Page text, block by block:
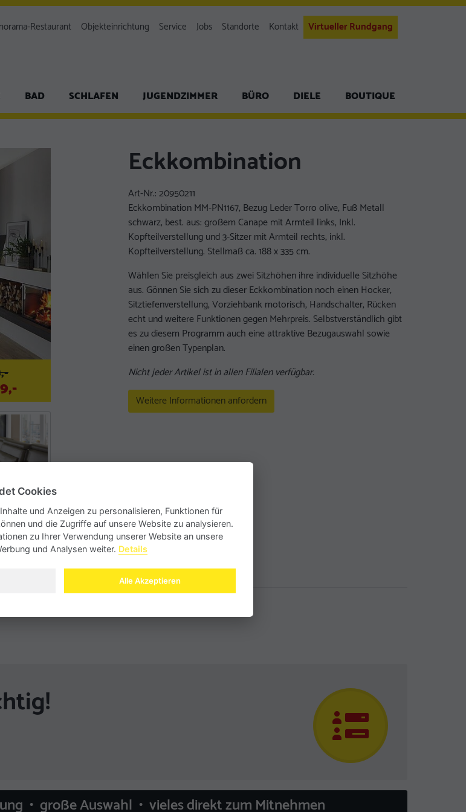
Restaurant Objekteinrichtung Service Jobs Standorte Kontakt Virtueller Rundgang
BAD SCHLAFEN JUGENDZIMMER BÜRO DIELE BOUTIQUE
Eckkombination
Art-Nr.:20950211
Eckkombination MM-PN1167, Bezug Leder Torro olive, Fuß Metall
schwarz, best. aus: großem Canape mit Armteil links, Inkl.
Kopfteilverstellung und 3-Sitzer mit Armteil rechts, inkl.
Kopfteilverstellung. Stellmaß ca. 188 x 335 cm.
Wählen Sie preisgleich aus zwei Sitzhöhen ihre individuelle Sitzhöhe
aus. Gönnen Sie sich zu dieser Eckkombination noch einen Hocker,
Sitztiefenverstellung, Vorziehbank motorisch, Handschalter, Rücken
echt und weitere Funktionen gegen Mehrpreis. Selbstverständlich gibt
es zu diesem Programm auch eine attraktive Bezugauswahl sowie
einen großen Typenplan.
Nicht jeder Artikel ist in allen Filialen verfügbar.
Weitere Informationen anfordern
• große Auswahl • vieles direkt zum Mitnehmen
Cookies
und Anzeigen zu personalisieren, Funktionen für
und die Zugriffe auf unsere Website zu analysieren.
zu Ihrer Verwendung unserer Website an unsere
und Analysen weiter. Details
Alle Akzeptieren